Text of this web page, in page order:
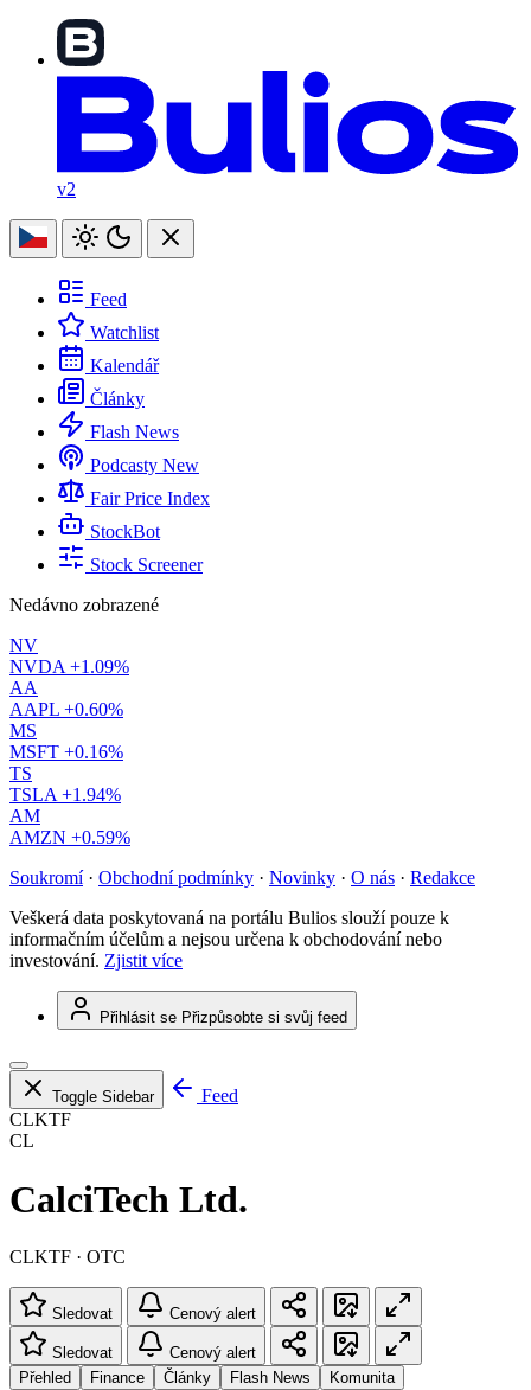
v2
Feed
Watchlist
Kalendář
Články
Flash News
Podcasty New
Fair Price Index
StockBot
Stock Screener
Nedávno zobrazené
NV
NVDA +1.09%
AA
AAPL +0.60%
MS
MSFT +0.16%
TS
TSLA +1.94%
AM
AMZN +0.59%
Soukromí · Obchodní podmínky · Novinky · O nás · Redakce
Veškerá data poskytovaná na portálu Bulios slouží pouze k
informačním účelům a nejsou určena k obchodování nebo
investování. Zjistit více
Přihlásit se Přizpůsobte si svůj feed
Toggle Sidebar
Feed
CLKTF
CL
CalciTech Ltd.
CLKTF · OTC
Sledovat Cenový alert
Sledovat
Cenový alert
Přehled
Finance Články Flash News Komunita